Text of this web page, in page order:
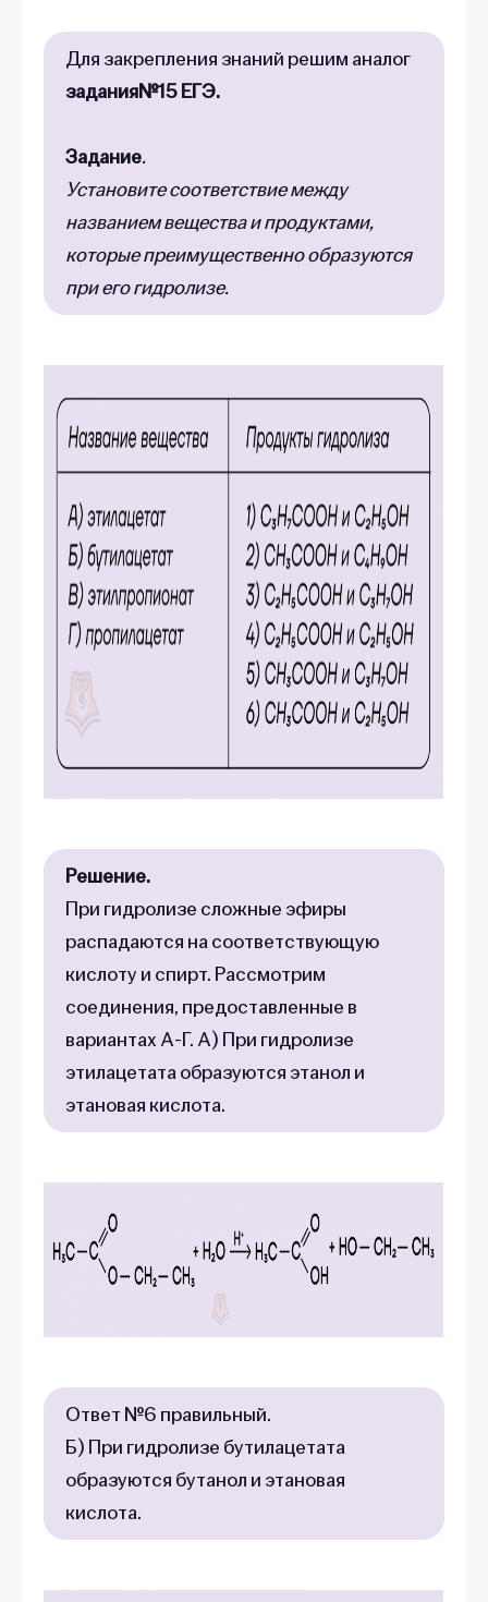
Для закрепления знаний решим аналог
задания№15 ЕГЭ.
Задание.
Установите соответствие между
названием вещества и продуктами,
которые преимущественно образуются
при его гидролизе.
Решение.
При гидролизе сложные эфиры
распадаются на соответствующую
кислоту и спирт. Рассмотрим
соединения, предоставленные в
вариантах А-Г. А) При гидролизе
этилацетата образуются этанол и
этановая кислота.
Ответ №6 правильный.
Б) При гидролизе бутилацетата
образуются бутанол и этановая
кислота.